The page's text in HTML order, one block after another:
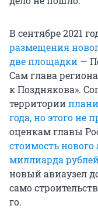
В сентябре 2021
размещения
две площадки —
Сам глава
к Позднякова».
территории
года, но этого не
оценкам главы
стоимость нового
миллиарда
новый авиаузел
само
го.